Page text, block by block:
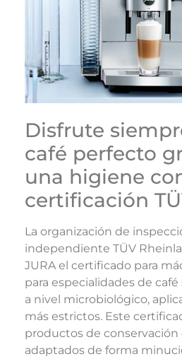
Disfrute
café perfecto
una higiene
certificación
La organización de
independiente TÜV
JURA el certificado para
para especialidades de
a nivel microbiológico,
más estrictos. Este
productos de conservación
adaptados de forma